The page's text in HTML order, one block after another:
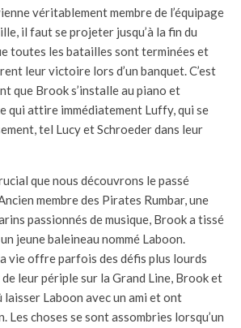
véritablement membre de l’équipage
il faut se projeter jusqu’à la fin du
toutes les batailles sont terminées et
leur victoire lors d’un banquet. C’est
que Brook s’installe au piano et
qui attire immédiatement Luffy, qui se
tel Lucy et Schroeder dans leur
que nous découvrons le passé
membre des Pirates Rumbar, une
passionnés de musique, Brook a tissé
jeune baleineau nommé Laboon.
vie offre parfois des défis plus lourds
leur périple sur la Grand Line, Brook et
laisser Laboon avec un ami et ont
Les choses se sont assombries lorsqu’un